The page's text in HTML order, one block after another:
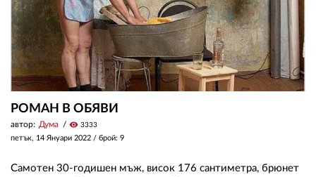
РОМАН В ОБЯВИ
автор: Дума visibility 3333
петък, 14 Януари 2022 / брой: 9
Самотен 30-годишен мъж, висок 176 сантиметра, брюнет